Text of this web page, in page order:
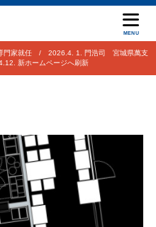
MENU
門家就任 / 2026.4. 1. 門浩司 宮城県萬支
新ホームページへ刷新